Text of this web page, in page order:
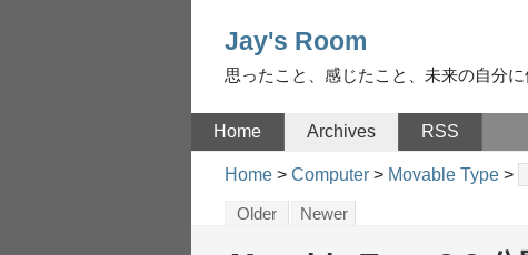
Jay's Room
思ったこと、感じたこと、未来の自分
Home Archives RSS
Home > Computer > Movable Type >
Older Newer